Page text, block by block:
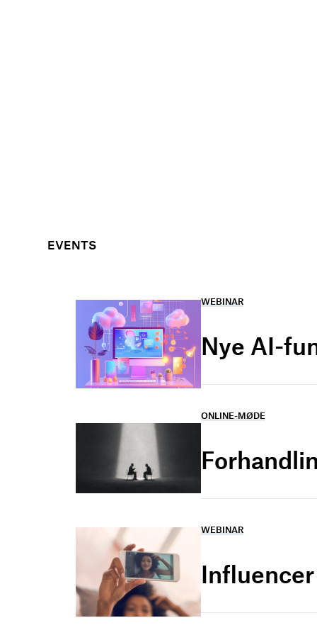
EVENTS
WEBINAR
Nye AI-
ONLINE-MØDE
WEBINAR